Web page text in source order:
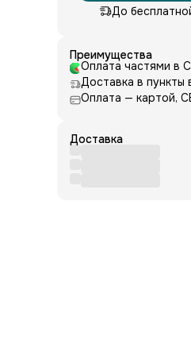
До
Преимущества
Оплата частями в
Доставка в
Оплата — картой,
Доставка